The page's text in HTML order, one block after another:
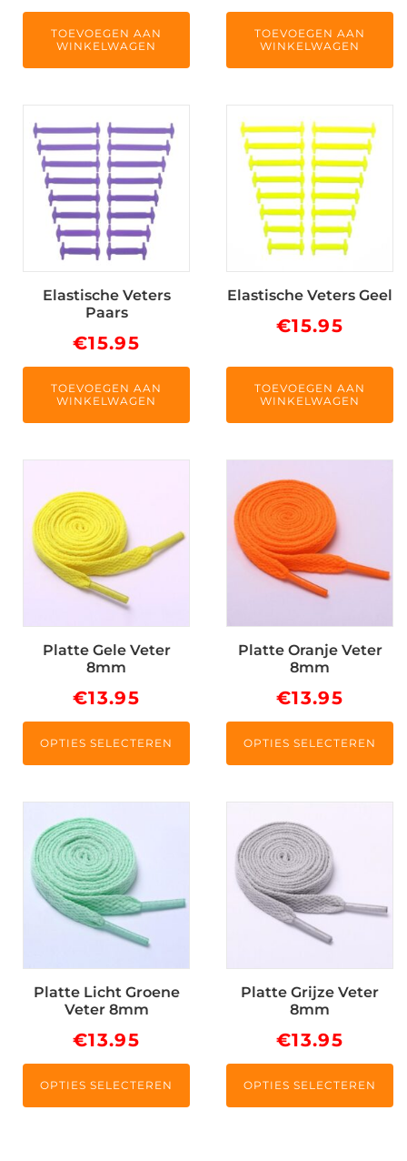
TOEVOEGEN AAN
WINKELWAGEN
TOEVOEGEN AAN
WINKELWAGEN
Elastische Veters
Paars
€15.95
TOEVOEGEN AAN
WINKELWAGEN
Elastische Veters Geel
€15.95
TOEVOEGEN AAN
WINKELWAGEN
Platte Gele Veter
8mm
€13.95
OPTIES SELECTEREN
product
heeft
meerdere
variaties.
Deze
kan
gekozen
de
productpagina
Platte Oranje Veter
8mm
€13.95
OPTIES SELECTEREN
product
heeft
meerdere
variaties.
kan
gekozen
de
productpagina
Platte Licht Groene
Veter 8mm
€13.95
OPTIES SELECTEREN
product
heeft
meerdere
variaties.
kan
gekozen
worden
de
productpagina
Platte Grijze Veter
8mm
€13.95
OPTIES SELECTEREN
product
heeft
meerdere
variaties.
gekozen
de
productpagina